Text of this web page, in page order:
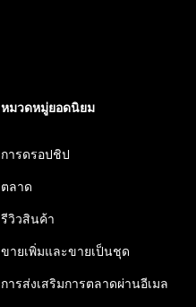
หมวดหมู่ยอดนิยม
การดรอปชิป
ตลาด
รีวิวสินค้า
ขายเพิ่มและขายเป็นชุด
การส่งเสริมการตลาดผ่านอีเมล